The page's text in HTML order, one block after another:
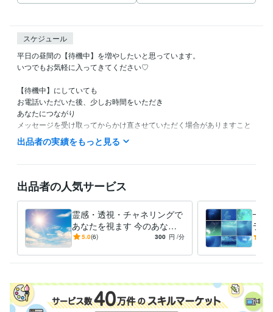
スケジュール
平日の昼間の【待機中】を増やしたいと思っています。
いつでもお気軽に入ってきてください♡
【待機中】にしていても
お電話いただいた後、少しお時間をいただき
あなたにつながり
メッセージを受け取ってからかけ直させていただく場合がありますこと
をご了承ください。（5〜10分程度）
メッセージを先に受け取るかどうかは
小学生２人の母ですので
土日祝は難しい場合もありますが
対応できる時もありますので
お気軽にご相談ください^^
資格・検定
中学校教諭第一種外国語免許状 取得年 : 2009年
シータヒーリングプラクティショナー基礎・応用 取得年 : 2011年
ＴＣカラーセラピスト 取得年 : 2010年
ヨガR200インストラクター 取得年 : 2018年
出品者の実績をもっと見る
出品者の人気サービス
霊感・透視・チャネリングで
あなたを視ます 今のあなた
にしか聞けないメッセージ、
5.0(6) 300 円 /分
一生
ラー
【あ
ージ